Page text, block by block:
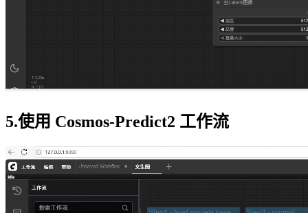
5.使用 Cosmos-Predict2 工作流